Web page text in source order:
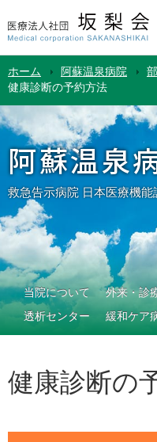
ホーム 阿蘇温泉病院
健康診断の予約方法
阿蘇温泉
救急告示病院 日本医療機能
当院について 外来・診
透析センター
緩和ケア
健康診断の